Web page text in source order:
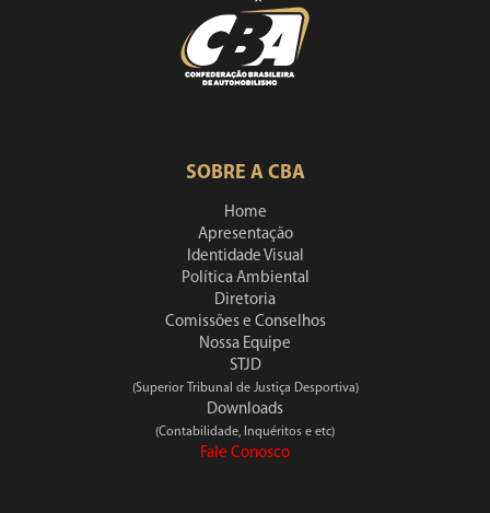
SOBRE A CBA
Home
Apresentação
Identidade Visual
Política Ambiental
Diretoria
Comissões e Conselhos
Nossa Equipe
STJD
(Superior Tribunal de Justiça Desportiva)
Downloads
(Contabilidade, Inquéritos e etc)
Fale Conosco